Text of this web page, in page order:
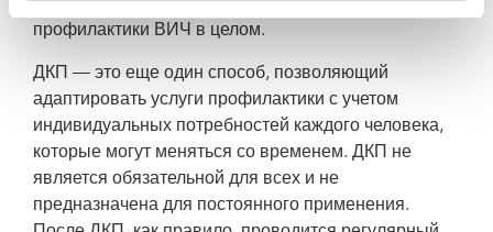
как для отдельно взятого человека, так и для
профилактики ВИЧ в целом.
ДКП — это еще один способ, позволяющий
адаптировать услуги профилактики с учетом
индивидуальных потребностей каждого человека,
которые могут меняться со временем. ДКП не
является обязательной для всех и не
предназначена для постоянного применения.